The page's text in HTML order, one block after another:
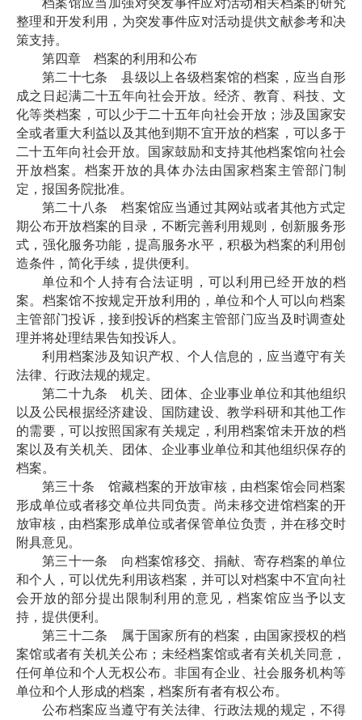
整理和开发利用，为突发事件应对活动提供文献参考和决
策支持。
第四章 档案的利用和公布
第二十七条 县级以上各级档案馆的档案，应当自形
成之日起满二十五年向社会开放。经济、教育、科技、文
化等类档案，可以少于二十五年向社会开放；涉及国家安
全或者重大利益以及其他到期不宜开放的档案，可以多于
二十五年向社会开放。国家鼓励和支持其他档案馆向社会
开放档案。档案开放的具体办法由国家档案主管部门制
定，报国务院批准。
第二十八条 档案馆应当通过其网站或者其他方式定
期公布开放档案的目录，不断完善利用规则，创新服务形
式，强化服务功能，提高服务水平，积极为档案的利用创
造条件，简化手续，提供便利。
单位和个人持有合法证明，可以利用已经开放的档
案。档案馆不按规定开放利用的，单位和个人可以向档案
主管部门投诉，接到投诉的档案主管部门应当及时调查处
理并将处理结果告知投诉人。
利用档案涉及知识产权、个人信息的，应当遵守有关
法律、行政法规的规定。
第二十九条 机关、团体、企业事业单位和其他组织
以及公民根据经济建设、国防建设、教学科研和其他工作
的需要，可以按照国家有关规定，利用档案馆未开放的档
案以及有关机关、团体、企业事业单位和其他组织保存的
档案。
第三十条 馆藏档案的开放审核，由档案馆会同档案
形成单位或者移交单位共同负责。尚未移交进馆档案的开
放审核，由档案形成单位或者保管单位负责，并在移交时
附具意见。
第三十一条 向档案馆移交、捐献、寄存档案的单位
和个人，可以优先利用该档案，并可以对档案中不宜向社
会开放的部分提出限制利用的意见，档案馆应当予以支
持，提供便利。
第三十二条 属于国家所有的档案，由国家授权的档
案馆或者有关机关公布；未经档案馆或者有关机关同意，
任何单位和个人无权公布。非国有企业、社会服务机构等
单位和个人形成的档案，档案所有者有权公布。
公布档案应当遵守有关法律、行政法规的规定，不得